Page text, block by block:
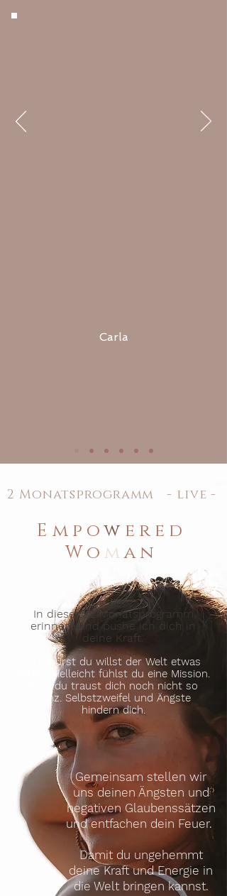
Carla
2 Monatsprogramm - live -
Empow ered
Wo man
In diesem 2 Monatsprogramm
erinnere und pushe ich dich in
deine Kraft.
Du spürst du willst der Welt etwas
geben, vielleicht fühlst du eine Mission.
Aber du traust dich noch nicht so
ganz. Selbstzweifel und Ängste
hindern dich.
Gemeinsam stellen wir
uns deinen Ängsten und
negativen Glaubenssätzen
und entfachen dein Feuer.
Damit du ungehemmt
deine Kraft und Energie in
die Welt bringen kannst.